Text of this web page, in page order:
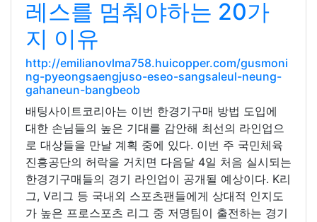
레스를 멈춰야하는 20가
지 이유
http://emilianovlma758.huicopper.com/gusmoni
ng-pyeongsaengjuso-eseo-sangsaleul-neung-
gahaneun-bangbeob
배팅사이트코리아는 이번 한경기구매 방법 도입에
대한 손님들의 높은 기대를 감안해 최선의 라인업으
로 대상들을 만날 계획 중에 있다. 이번 주 국민체육
진흥공단의 허락을 거치면 다음달 4일 처음 실시되는
한경기구매들의 경기 라인업이 공개될 예상이다. K리
그, V리그 등 국내외 스포츠팬들에게 상대적 인지도
가 높은 프로스포츠 리그 중 저명팀이 출전하는 경기